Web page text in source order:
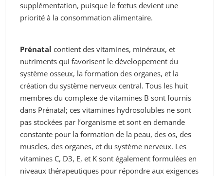
supplémentation, puisque le fœtus devient une
priorité à la consommation alimentaire.
Prénatal contient des vitamines, minéraux, et
nutriments qui favorisent le développement du
système osseux, la formation des organes, et la
création du système nerveux central. Tous les huit
membres du complexe de vitamines B sont fournis
dans Prénatal; ces vitamines hydrosolubles ne sont
pas stockées par l’organisme et sont en demande
constante pour la formation de la peau, des os, des
muscles, des organes, et du système nerveux. Les
vitamines C, D3, E, et K sont également formulées en
niveaux thérapeutiques pour répondre aux exigences